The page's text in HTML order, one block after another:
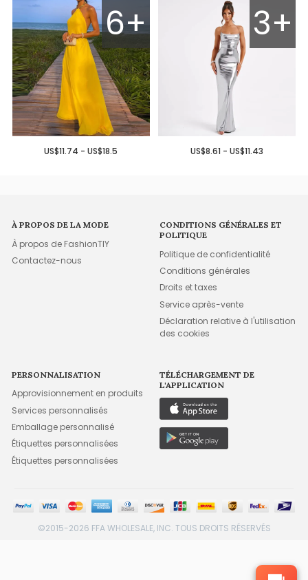
6+
US$11.74 - US$18.5
3+
US$8.61 - US$11.43
À PROPOS DE LA MODE
À propos de FashionTIY
Contactez-nous
CONDITIONS GÉNÉRALES ET
POLITIQUE
Politique de confidentialité
Conditions générales
Droits et taxes
Service après-vente
Déclaration relative à l'utilisation
des cookies
PERSONNALISATION
Approvisionnement en produits
Services personnalisés
Emballage personnalisé
Étiquettes personnalisées
Étiquettes personnalisées
TÉLÉCHARGEMENT DE
L'APPLICATION
©2015-2026 FFA WHOLESALE, INC. TOUS DROITS RÉSERVÉS